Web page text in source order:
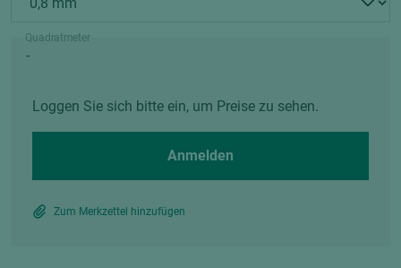
Quadratmeter
Loggen Sie sich bitte ein, um Preise zu sehen.
Anmelden
Zum Merkzettel hinzufügen